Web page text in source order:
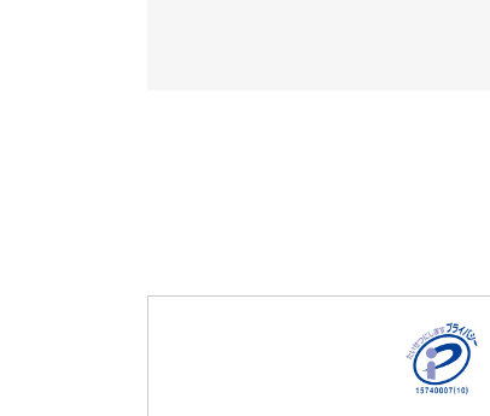
当社は、次に掲げ
（2）法令に基づく
（3）人の生命、
（4）公衆衛生の